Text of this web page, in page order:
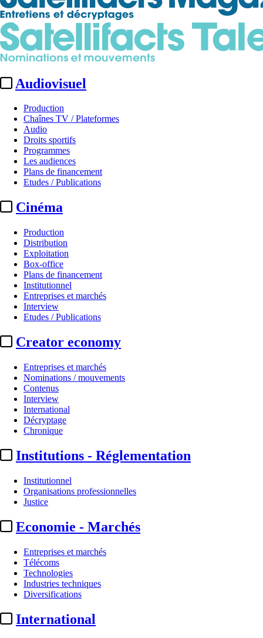
Audiovisuel
Production
Chaînes TV / Plateformes
Audio
Droits sportifs
Programmes
Les audiences
Plans de financement
Etudes / Publications
Cinéma
Production
Distribution
Exploitation
Box-office
Plans de financement
Institutionnel
Entreprises et marchés
Interview
Etudes / Publications
Creator economy
Entreprises et marchés
Nominations / mouvements
Contenus
Interview
International
Décryptage
Chronique
Institutions - Réglementation
Institutionnel
Organisations professionnelles
Justice
Economie - Marchés
Entreprises et marchés
Télécoms
Technologies
Industries techniques
Diversifications
International